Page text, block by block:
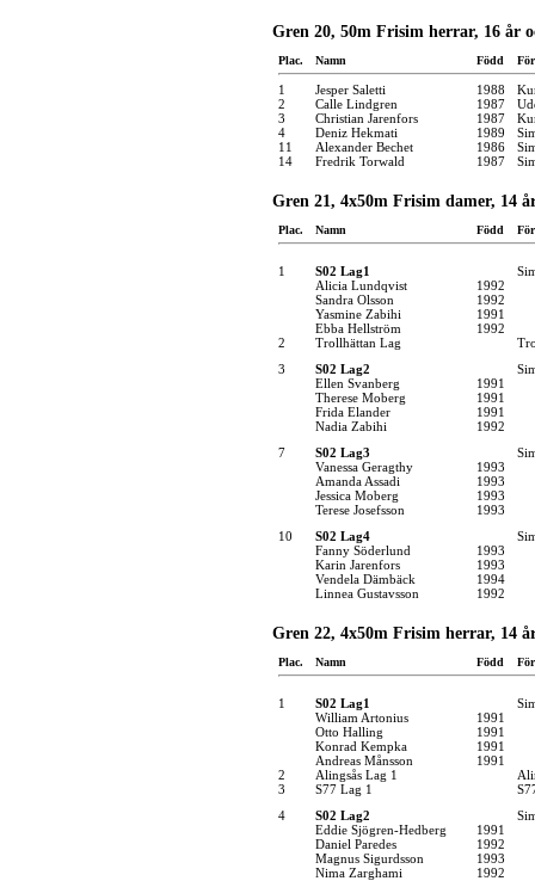
Gren 20, 50m Frisim herrar, 16 år
Plac. Namn Född
1 Jesper Saletti 1988
2
Calle Lindgren 1987
3
Christian Jarenfors 1987
4
Deniz Hekmati 1989
11
Alexander Bechet 1986
14
Fredrik Torwald 1987
Gren 21, 4x50m Frisim damer, 14
Plac. Namn Född
1 S02 Lag1
Alicia Lundqvist
1992
Sandra Olsson
1992
Yasmine Zabihi
1991
Ebba Hellström
1992
2
Trollhättan Lag
3
S02 Lag2
Ellen Svanberg
1991
Therese Moberg
1991
Frida Elander
1991
Nadia Zabihi
1992
7
S02 Lag3
Vanessa Geragthy
1993
Amanda Assadi
1993
Jessica Moberg
1993
Terese Josefsson
1993
10
S02 Lag4
Fanny Söderlund
1993
Karin Jarenfors
1993
Vendela Dämbäck
1994
Linnea Gustavsson
1992
Gren 22, 4x50m Frisim herrar, 14
Plac. Namn Född
1 S02 Lag1
William Artonius
1991
Otto Halling
1991
Konrad Kempka
1991
Andreas Månsson
1991
2
Alingsås Lag 1
3
S77 Lag 1
4
S02 Lag2
Eddie Sjögren-Hedberg
1991
Daniel Paredes
1992
Magnus Sigurdsson
1993
Nima Zarghami
1992